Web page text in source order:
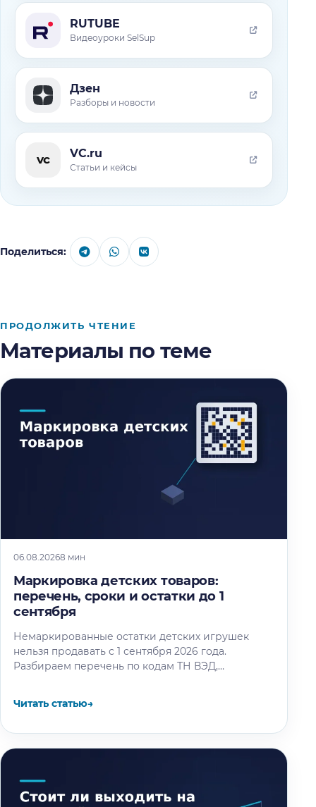
RUTUBE
Видеоуроки SelSup
Дзен
Разборы и новости
vc VC.ru
Статьи и кейсы
Поделиться:
ПРОДОЛЖИТЬ ЧТЕНИЕ
Материалы по теме
06.08.20268 мин
Маркировка детских товаров:
перечень, сроки и остатки до 1
сентября
Немаркированные остатки детских игрушек
нельзя продавать с 1 сентября 2026 года.
Разбираем перечень по кодам ТН ВЭД,
Читать статью→